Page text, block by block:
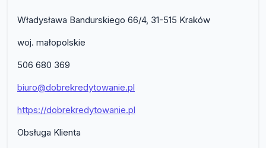
Władysława Bandurskiego 66/4, 31-515 Kraków
woj. małopolskie
506 680 369
biuro@dobrekredytowanie.pl
https://dobrekredytowanie.pl
Obsługa Klienta